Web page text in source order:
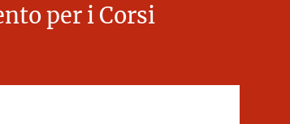
per i Corsi